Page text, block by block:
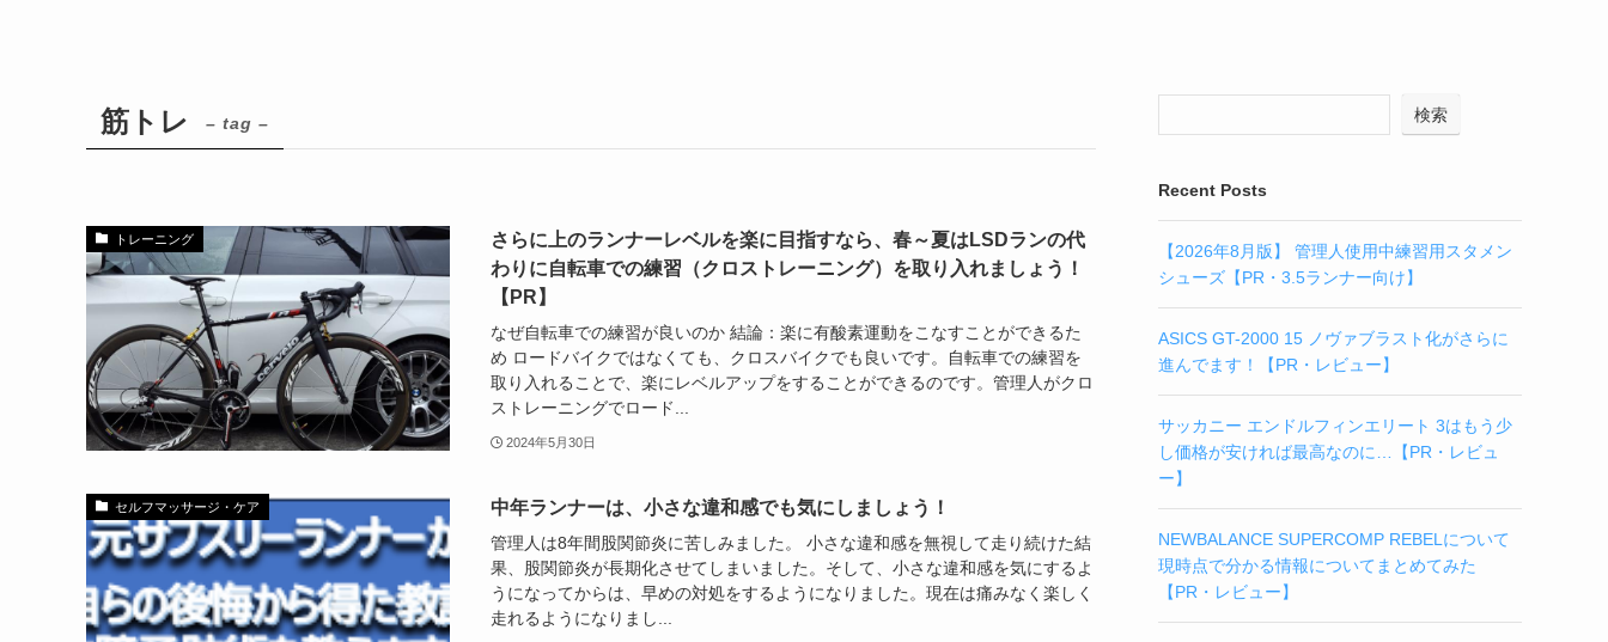
筋トレ – tag –
トレーニング
さらに上のランナーレベルを楽に目指すなら、春～夏はLSDランの代
わりに自転車での練習（クロストレーニング）を取り入れましょう！
【PR】
なぜ自転車での練習が良いのか 結論：楽に有酸素運動をこなすことができるた
め ロードバイクではなくても、クロスバイクでも良いです。自転車での練習を
取り入れることで、楽にレベルアップをすることができるのです。管理人がクロ
ストレーニングでロード...
2024年5月30日
セルフマッサージ・ケア 中年ランナーは、小さな違和感でも気にしましょう！
管理人は8年間股関節炎に苦しみました。 小さな違和感を無視して走り続けた結
果、股関節炎が長期化させてしまいました。そして、小さな違和感を気にするよ
うになってからは、早めの対処をするようになりました。現在は痛みなく楽しく
走れるようになりまし...
検索
Recent Posts
【2026年8月版】 管理人使用中練習用スタメン
シューズ【PR・3.5ランナー向け】
ASICS GT-2000 15 ノヴァブラスト化がさらに
進んでます！【PR・レビュー】
サッカニー エンドルフィンエリート 3はもう少
し価格が安ければ最高なのに…【PR・レビュ
ー】
NEWBALANCE SUPERCOMP REBELについて
現時点で分かる情報についてまとめてみた
【PR・レビュー】